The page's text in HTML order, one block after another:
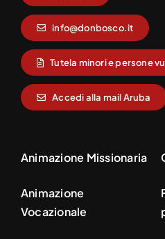
info@donbosco.it
Tutela minori e persone
Accedi alla mail Aruba
Animazione Missionaria
Animazione
Vocazionale